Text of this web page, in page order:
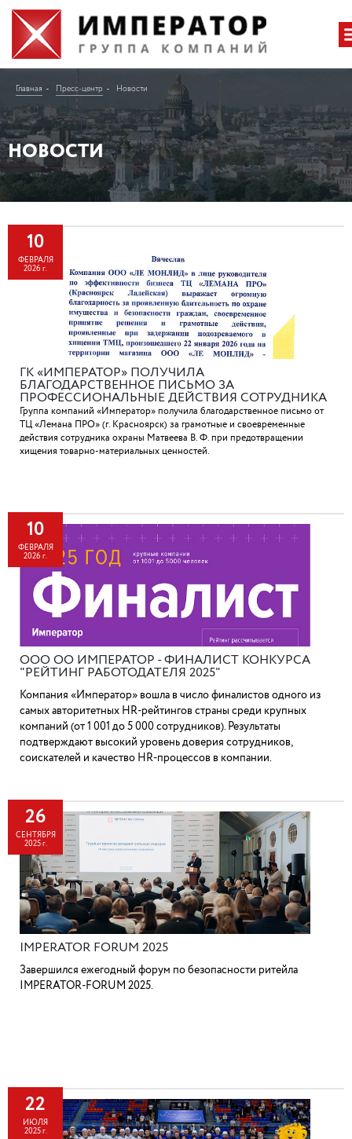
Главная Пресс-центр Новости
НОВОСТИ
10
ФЕВРАЛЯ
2026 г.
ГК «ИМПЕРАТОР» ПОЛУЧИЛА
БЛАГОДАРСТВЕННОЕ ПИСЬМО ЗА
ПРОФЕССИОНАЛЬНЫЕ ДЕЙСТВИЯ СОТРУДНИКА
В КРАСНОЯРСКЕ
Группа компаний «Император» получила благодарственное письмо от
ТЦ «Лемана ПРО» (г. Красноярск) за грамотные и своевременные
действия сотрудника охраны Матвеева В. Ф. при предотвращении
хищения товарно-материальных ценностей.⁠
10
ФЕВРАЛЯ
2026 г.
ООО ОО ИМПЕРАТОР - ФИНАЛИСТ КОНКУРСА
"РЕЙТИНГ РАБОТОДАТЕЛЯ 2025"
Компания «Император» вошла в число финалистов одного из
самых авторитетных HR-рейтингов страны среди крупных
компаний (от 1 001 до 5 000 сотрудников). Результаты
подтверждают высокий уровень доверия сотрудников,
соискателей и качество HR-процессов в компании.
26
СЕНТЯБРЯ
2025 г.
IMPERATOR FORUM 2025
Завершился ежегодный форум по безопасности ритейла
IMPERATOR-FORUM 2025.
22
ИЮЛЯ
2025 г.